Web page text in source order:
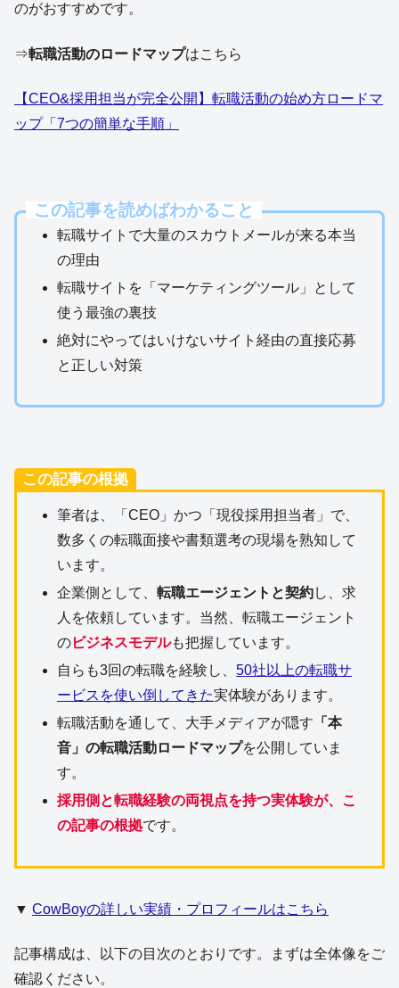
のがおすすめです。
⇒転職活動のロードマップはこちら
【CEO&採用担当が完全公開】転職活動の始め方ロードマ
ップ「7つの簡単な手順」
この記事を読めばわかること
転職サイトで大量のスカウトメールが来る本当
の理由
転職サイトを「マーケティングツール」として
使う最強の裏技
絶対にやってはいけないサイト経由の直接応募
と正しい対策
この記事の根拠
筆者は、「CEO」かつ「現役採用担当者」で、
数多くの転職面接や書類選考の現場を熟知して
います。
企業側として、転職エージェントと契約し、求
人を依頼しています。当然、転職エージェント
のビジネスモデルも把握しています。
自らも3回の転職を経験し、50社以上の転職サ
ービスを使い倒してきた実体験があります。
転職活動を通して、大手メディアが隠す 「本
音」の転職活動ロードマップを公開していま
す。
採用側と転職経験の両視点を持つ実体験が、こ
の記事の根拠です。
▼ CowBoyの詳しい実績・プロフィールはこちら
記事構成は、以下の目次のとおりです。まずは全体像をご
確認ください。